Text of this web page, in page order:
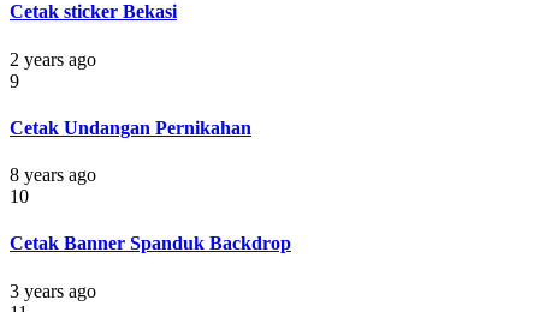
Cetak sticker Bekasi
2 years ago
9
Cetak Undangan Pernikahan
8 years ago
10
Cetak Banner Spanduk Backdrop
3 years ago